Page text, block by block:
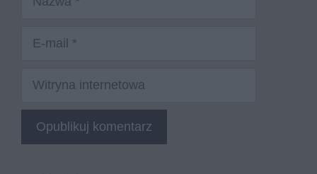
Witryna
internetowa